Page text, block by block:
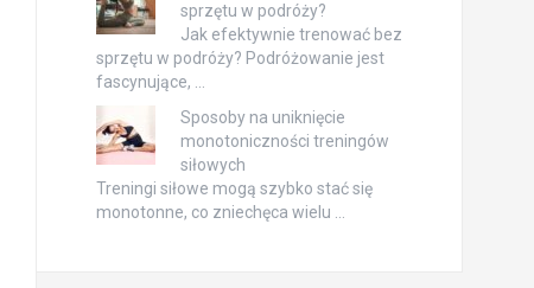
sprzętu w podróży?
Jak efektywnie trenować bez
sprzętu w podróży? Podróżowanie jest
fascynujące, …
Sposoby na uniknięcie
monotoniczności treningów
siłowych
Treningi siłowe mogą szybko stać się
monotonne, co zniechęca wielu …